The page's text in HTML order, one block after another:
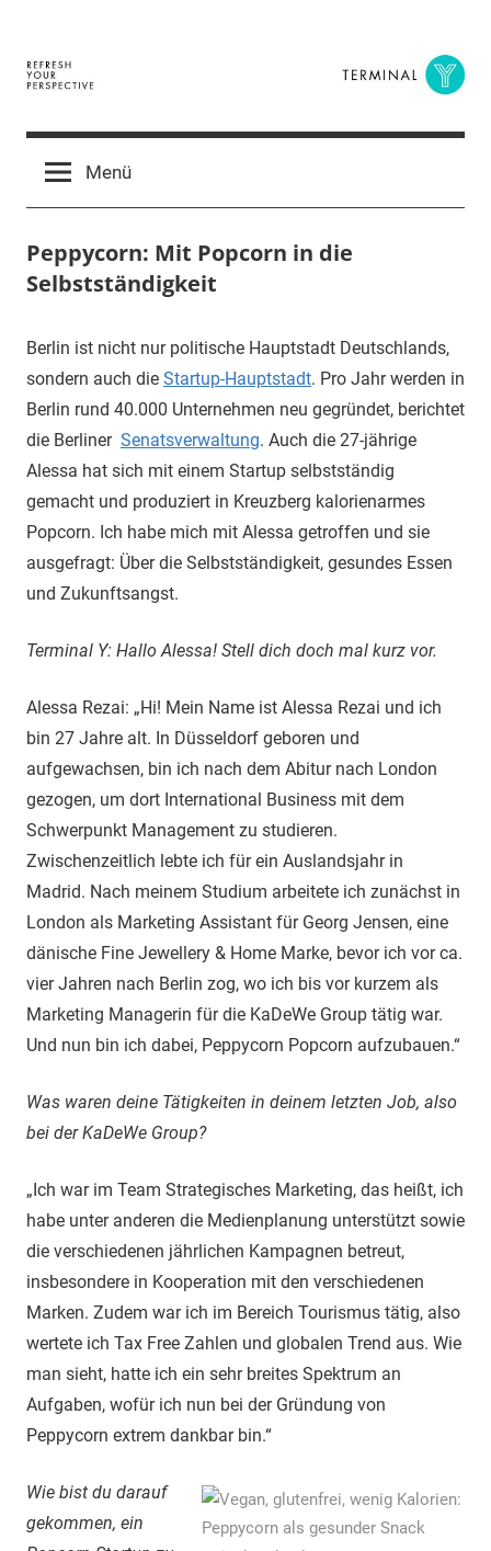
springen
Terminal
Y
Digital
BusinessMenü
Peppycorn: Mit Popcorn in die
Selbstständigkeit
25.
Oktober
2016
terminal-
y
Urbi
et
orbi
Berlin ist nicht nur politische Hauptstadt Deutschlands,
sondern auch die Startup-Hauptstadt. Pro Jahr werden in
Berlin rund 40.000 Unternehmen neu gegründet, berichtet
die Berliner Senatsverwaltung. Auch die 27-jährige
Alessa hat sich mit einem Startup selbstständig
gemacht und produziert in Kreuzberg kalorienarmes
Popcorn. Ich habe mich mit Alessa getroffen und sie
ausgefragt: Über die Selbstständigkeit, gesundes Essen
und Zukunftsangst.
Terminal Y: Hallo Alessa! Stell dich doch mal kurz vor.
Alessa Rezai: „Hi! Mein Name ist Alessa Rezai und ich
bin 27 Jahre alt. In Düsseldorf geboren und
aufgewachsen, bin ich nach dem Abitur nach London
gezogen, um dort International Business mit dem
Schwerpunkt Management zu studieren.
Zwischenzeitlich lebte ich für ein Auslandsjahr in
Madrid. Nach meinem Studium arbeitete ich zunächst in
London als Marketing Assistant für Georg Jensen, eine
dänische Fine Jewellery & Home Marke, bevor ich vor ca.
vier Jahren nach Berlin zog, wo ich bis vor kurzem als
Marketing Managerin für die KaDeWe Group tätig war.
Und nun bin ich dabei, Peppycorn Popcorn aufzubauen.“
Was waren deine Tätigkeiten in deinem letzten Job, also
bei der KaDeWe Group?
„Ich war im Team Strategisches Marketing, das heißt, ich
habe unter anderen die Medienplanung unterstützt sowie
die verschiedenen jährlichen Kampagnen betreut,
insbesondere in Kooperation mit den verschiedenen
Marken. Zudem war ich im Bereich Tourismus tätig, also
wertete ich Tax Free Zahlen und globalen Trend aus. Wie
man sieht, hatte ich ein sehr breites Spektrum an
Aufgaben, wofür ich nun bei der Gründung von
Peppycorn extrem dankbar bin.“
Wie bist du darauf
gekommen, ein